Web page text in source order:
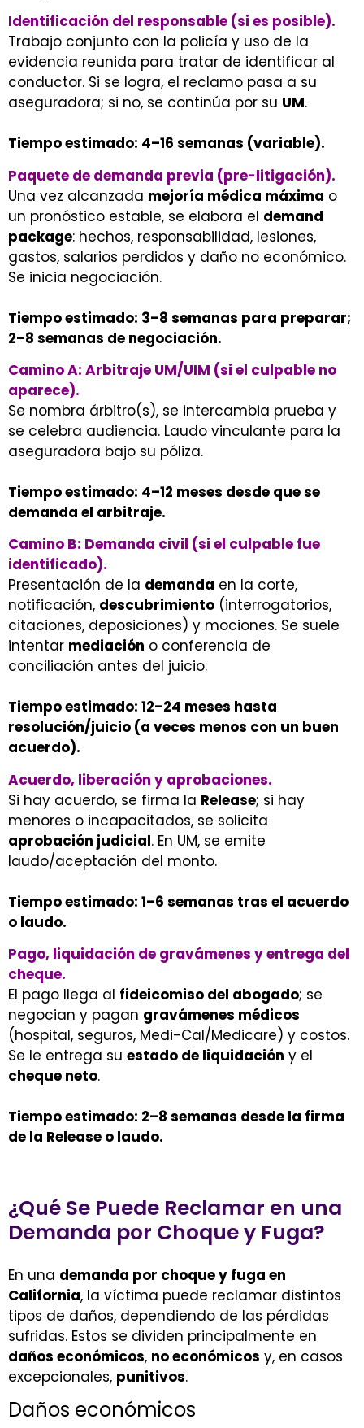
Identificación del responsable (si es posible).
Trabajo conjunto con la policía y uso de la
evidencia reunida para tratar de identificar al
conductor. Si se logra, el reclamo pasa a su
aseguradora; si no, se continúa por su UM.
Tiempo estimado: 4–16 semanas (variable).
Paquete de demanda previa (pre-litigación).
Una vez alcanzada mejoría médica máxima o
un pronóstico estable, se elabora el demand
package: hechos, responsabilidad, lesiones,
gastos, salarios perdidos y daño no económico.
Se inicia negociación.
Tiempo estimado: 3–8 semanas para preparar;
2–8 semanas de negociación.
Camino A: Arbitraje UM/UIM (si el culpable no
aparece).
Se nombra árbitro(s), se intercambia prueba y
se celebra audiencia. Laudo vinculante para la
aseguradora bajo su póliza.
Tiempo estimado: 4–12 meses desde que se
demanda el arbitraje.
Camino B: Demanda civil (si el culpable fue
identificado).
Presentación de la demanda en la corte,
notificación, descubrimiento (interrogatorios,
citaciones, deposiciones) y mociones. Se suele
intentar mediación o conferencia de
conciliación antes del juicio.
Tiempo estimado: 12–24 meses hasta
resolución/juicio (a veces menos con un buen
acuerdo).
Acuerdo, liberación y aprobaciones.
Si hay acuerdo, se firma la Release; si hay
menores o incapacitados, se solicita
aprobación judicial. En UM, se emite
laudo/aceptación del monto.
Tiempo estimado: 1–6 semanas tras el acuerdo
o laudo.
Pago, liquidación de gravámenes y entrega del
cheque.
El pago llega al fideicomiso del abogado; se
negocian y pagan gravámenes médicos
(hospital, seguros, Medi-Cal/Medicare) y costos.
Se le entrega su estado de liquidación y el
cheque neto.
Tiempo estimado: 2–8 semanas desde la firma
de la Release o laudo.
¿Qué Se Puede Reclamar en una
Demanda por Choque y Fuga?
En una demanda por choque y fuga en
California, la víctima puede reclamar distintos
tipos de daños, dependiendo de las pérdidas
sufridas. Estos se dividen principalmente en
daños económicos, no económicos y, en casos
excepcionales, punitivos.
Daños económicos